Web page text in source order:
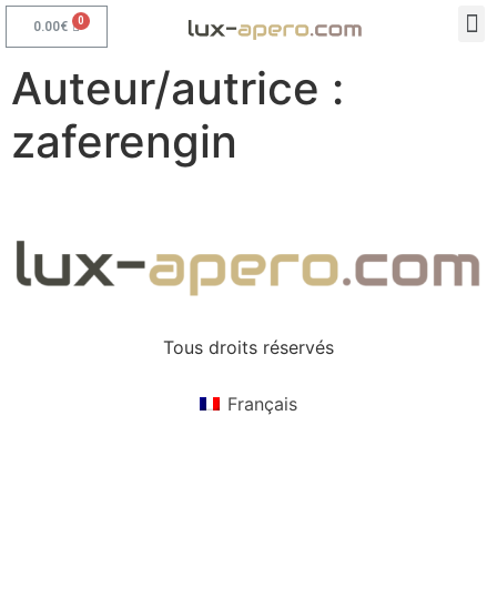
0.00€
Auteur/autrice :
zaferengin
Tous droits réservés
Français